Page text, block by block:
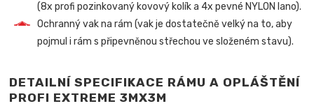
(8x profi pozinkovaný kovový kolík a 4x pevné NYLON lano).
Ochranný vak na rám (vak je dostatečně velký na to, aby
pojmul i rám s připevněnou střechou ve složeném stavu).
DETAILNÍ SPECIFIKACE RÁMU A OPLÁŠTĚNÍ
PROFI EXTREME 3MX3M